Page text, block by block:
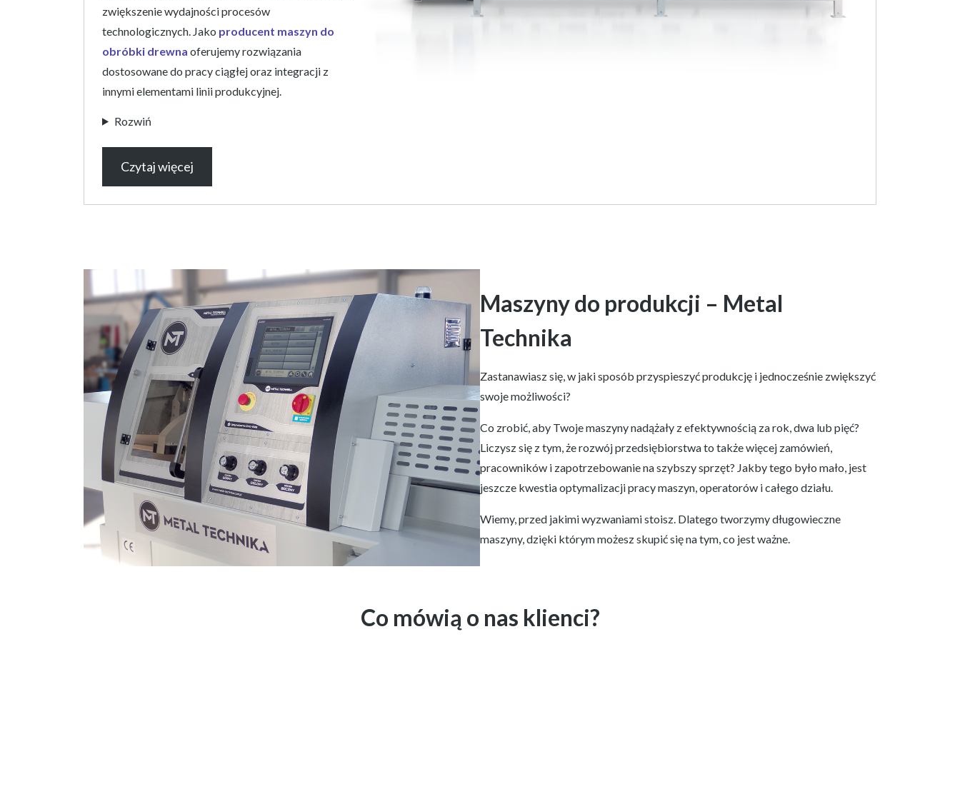
zwiększenie wydajności procesów
technologicznych. Jako producent maszyn do
obróbki drewna oferujemy rozwiązania
dostosowane do pracy ciągłej oraz integracji z
innymi elementami linii produkcyjnej.
Rozwiń
Czytaj więcej
Maszyny do produkcji – Metal
Technika
Zastanawiasz się, w jaki sposób przyspieszyć produkcję i jednocześnie zwiększyć
swoje możliwości?
Co zrobić, aby Twoje maszyny nadążały z efektywnością za rok, dwa lub pięć?
Liczysz się z tym, że rozwój przedsiębiorstwa to także więcej zamówień,
pracowników i zapotrzebowanie na szybszy sprzęt? Jakby tego było mało, jest
jeszcze kwestia optymalizacji pracy maszyn, operatorów i całego działu.
Wiemy, przed jakimi wyzwaniami stoisz. Dlatego tworzymy długowieczne
maszyny, dzięki którym możesz skupić się na tym, co jest ważne.
Co mówią o nas klienci?